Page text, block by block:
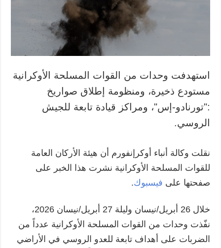
بنك الصور
استهدفت وحدات من القوات المسلحة الأوكرانية
مستودع ذخيرة، ومنظومة إطلاق صواريخ
:"تورنادو-إس"، ومراكز قيادة تابعة للجيش
الروسي.
نقلت وكالة أنباء أوكرإنفورم أن هيئة الأركان العامة
للقوات المسلحة الأوكرانية نشرت هذا الخبر على
صفحتها على فيسبوك.
خلال 26 أبريل/نيسان وليلة 27 أبريل/نيسان 2026،
نفّذت وحدات من القوات المسلحة الأوكرانية عدداً من
الضربات على أهداف تابعة للعدو الروسي في الأراضي